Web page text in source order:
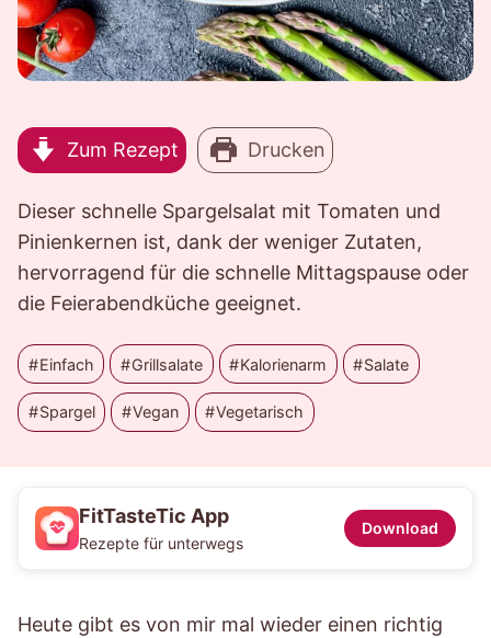
Zum Rezept Drucken
Dieser schnelle Spargelsalat mit Tomaten und
Pinienkernen ist, dank der weniger Zutaten,
hervorragend für die schnelle Mittagspause oder
die Feierabendküche geeignet.
Einfach Grillsalate Kalorienarm Salate
Spargel Vegan Vegetarisch
FitTasteTic App
Rezepte für unterwegs
Download
Heute gibt es von mir mal wieder einen richtig